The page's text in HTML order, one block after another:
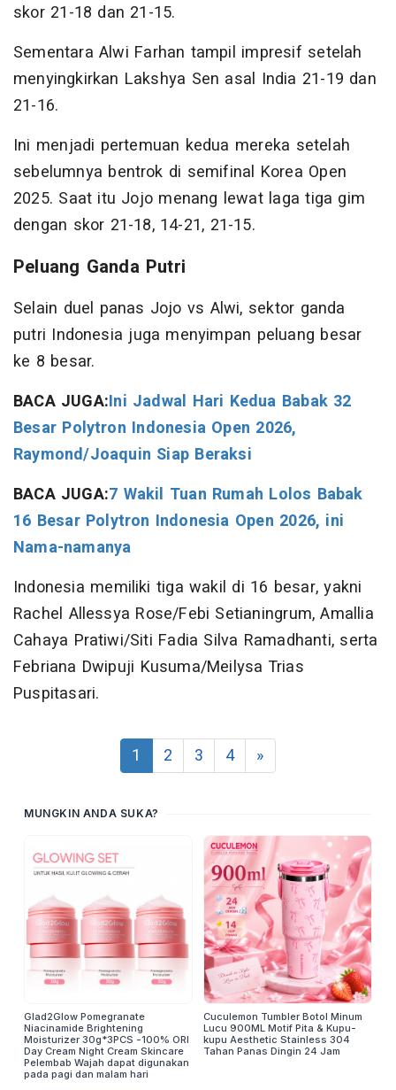
skor 21-18 dan 21-15.
Sementara Alwi Farhan tampil impresif setelah
menyingkirkan Lakshya Sen asal India 21-19 dan
21-16.
Ini menjadi pertemuan kedua mereka setelah
sebelumnya bentrok di semifinal Korea Open
2025. Saat itu Jojo menang lewat laga tiga gim
dengan skor 21-18, 14-21, 21-15.
Peluang Ganda Putri
Selain duel panas Jojo vs Alwi, sektor ganda
putri Indonesia juga menyimpan peluang besar
ke 8 besar.
BACA JUGA:Ini Jadwal Hari Kedua Babak 32
Besar Polytron Indonesia Open 2026,
Raymond/Joaquin Siap Beraksi
BACA JUGA:7 Wakil Tuan Rumah Lolos Babak
16 Besar Polytron Indonesia Open 2026, ini
Nama-namanya
Indonesia memiliki tiga wakil di 16 besar, yakni
Rachel Allessya Rose/Febi Setianingrum, Amallia
Cahaya Pratiwi/Siti Fadia Silva Ramadhanti, serta
Febriana Dwipuji Kusuma/Meilysa Trias
Puspitasari.
1 2 3 4 »